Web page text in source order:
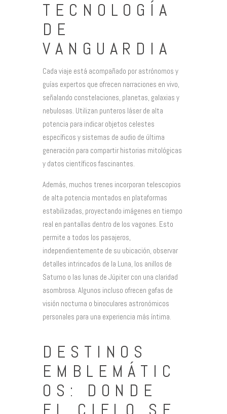
TECNOLOGÍA
DE
VANGUARDIA
Cada viaje está acompañado por astrónomos y
guías expertos que ofrecen narraciones en vivo,
señalando constelaciones, planetas, galaxias y
nebulosas. Utilizan punteros láser de alta
potencia para indicar objetos celestes
específicos y sistemas de audio de última
generación para compartir historias mitológicas
y datos científicos fascinantes.
Además, muchos trenes incorporan telescopios
de alta potencia montados en plataformas
estabilizadas, proyectando imágenes en tiempo
real en pantallas dentro de los vagones. Esto
permite a todos los pasajeros,
independientemente de su ubicación, observar
detalles intrincados de la Luna, los anillos de
Saturno o las lunas de Júpiter con una claridad
asombrosa. Algunos incluso ofrecen gafas de
visión nocturna o binoculares astronómicos
personales para una experiencia más íntima.
DESTINOS
EMBLEMÁTIC
OS: DONDE